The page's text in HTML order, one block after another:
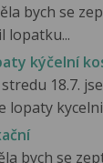
bych se
lopatku...
kýčelní
18.7.
lopaty
bych se